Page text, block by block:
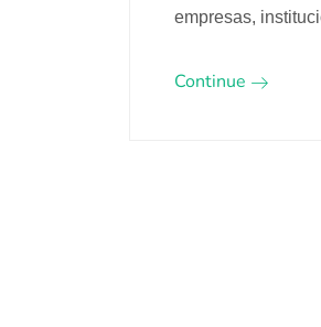
empresas,
Continue